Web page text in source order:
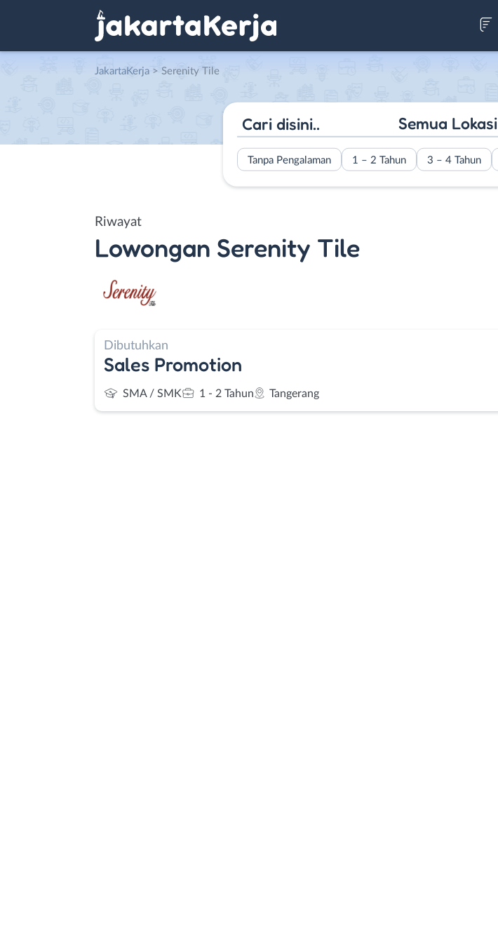
JakartaKerja > Serenity Tile
Semua Lokasi
Tanpa Pengalaman 1 – 2 Tahun 3 – 4 Tahun
Riwayat
Lowongan Serenity Tile
Dibutuhkan
Sales Promotion
SMA / SMK 1 - 2 Tahun Tangerang